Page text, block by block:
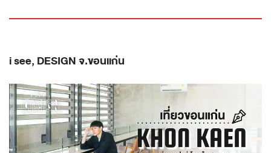
i see, DESIGN จ.ขอนแก่น